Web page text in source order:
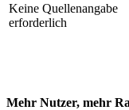
Keine Quellenangabe
erforderlich
Mehr Nutzer, mehr